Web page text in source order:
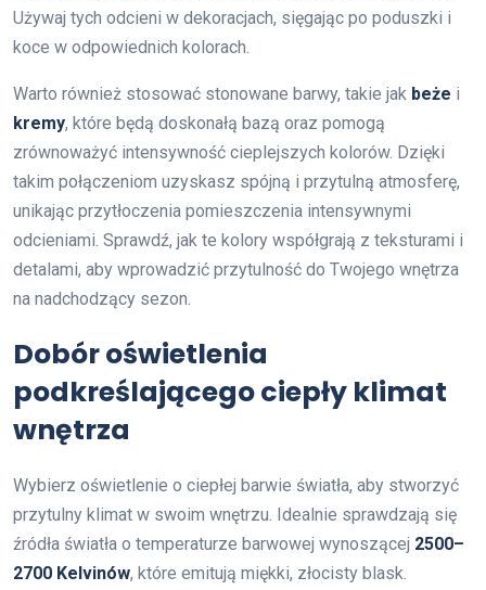
Używaj tych odcieni w dekoracjach, sięgając po poduszki i
koce w odpowiednich kolorach.
Warto również stosować stonowane barwy, takie jak beże i
kremy, które będą doskonałą bazą oraz pomogą
zrównoważyć intensywność cieplejszych kolorów. Dzięki
takim połączeniom uzyskasz spójną i przytulną atmosferę,
unikając przytłoczenia pomieszczenia intensywnymi
odcieniami. Sprawdź, jak te kolory współgrają z teksturami i
detalami, aby wprowadzić przytulność do Twojego wnętrza
na nadchodzący sezon.
Dobór oświetlenia
podkreślającego ciepły klimat
wnętrza
Wybierz oświetlenie o ciepłej barwie światła, aby stworzyć
przytulny klimat w swoim wnętrzu. Idealnie sprawdzają się
źródła światła o temperaturze barwowej wynoszącej 2500–
2700 Kelvinów, które emitują miękki, złocisty blask.